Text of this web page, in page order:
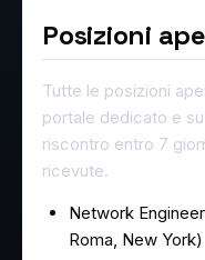
Posizioni
Tutte le posizioni
portale dedicato e
riscontro entro 7
ricevute.
Network
Roma, New York)